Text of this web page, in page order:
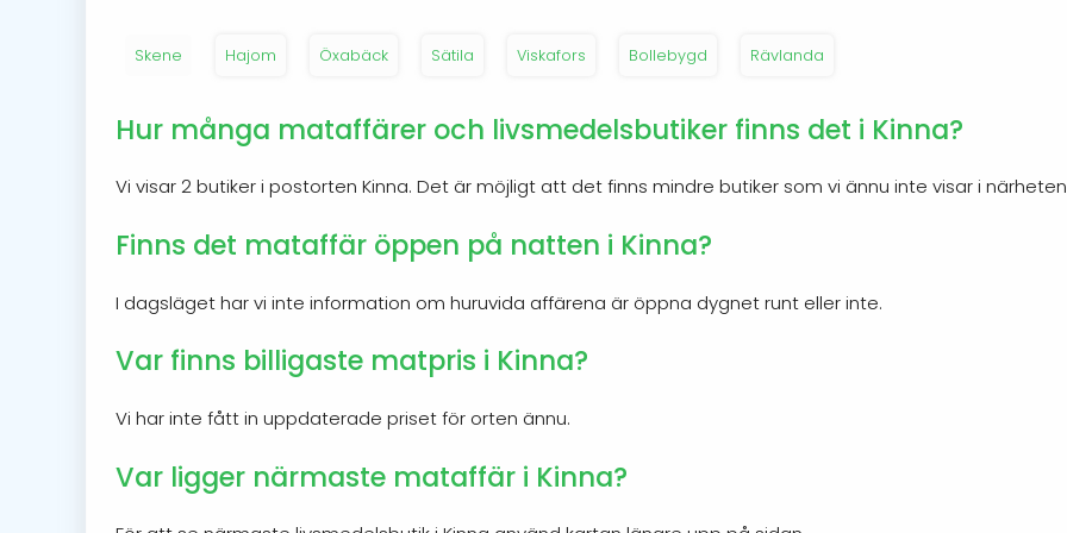
Skene Hajom Öxabäck Sätila Viskafors Bollebygd Rävlanda
Hur många mataffärer och livsmedelsbutiker finns det i Kinna?
Vi visar 2 butiker i postorten Kinna. Det är möjligt att det finns mindre butiker som vi ännu inte visar i
Finns det mataffär öppen på natten i Kinna?
I dagsläget har vi inte information om huruvida affärena är öppna dygnet runt eller inte.
Var finns billigaste matpris i Kinna?
Vi har inte fått in uppdaterade priset för orten ännu.
Var ligger närmaste mataffär i Kinna?